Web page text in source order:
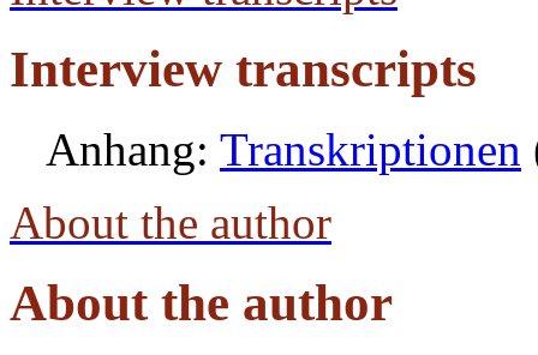
Interview transcripts
Anhang: Transkriptionen
About the author
About the author